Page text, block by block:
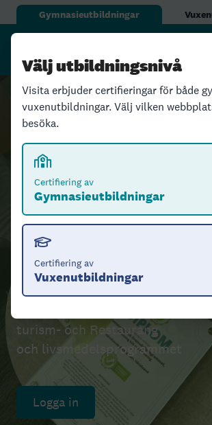
Gymnasieutbildningar
Välj utbildningsnivå
Visita erbjuder certifieringar för både
vuxenutbildningar. Välj vilken
besöka.
Certifiering av
Gymnasieutbildningar
Certifiering av
Vuxenutbildningar
Tillsammans
grunden för
framtidens
besöksnäring
turism- och Restaurang
och livsmedelsprogrammet
Logga in